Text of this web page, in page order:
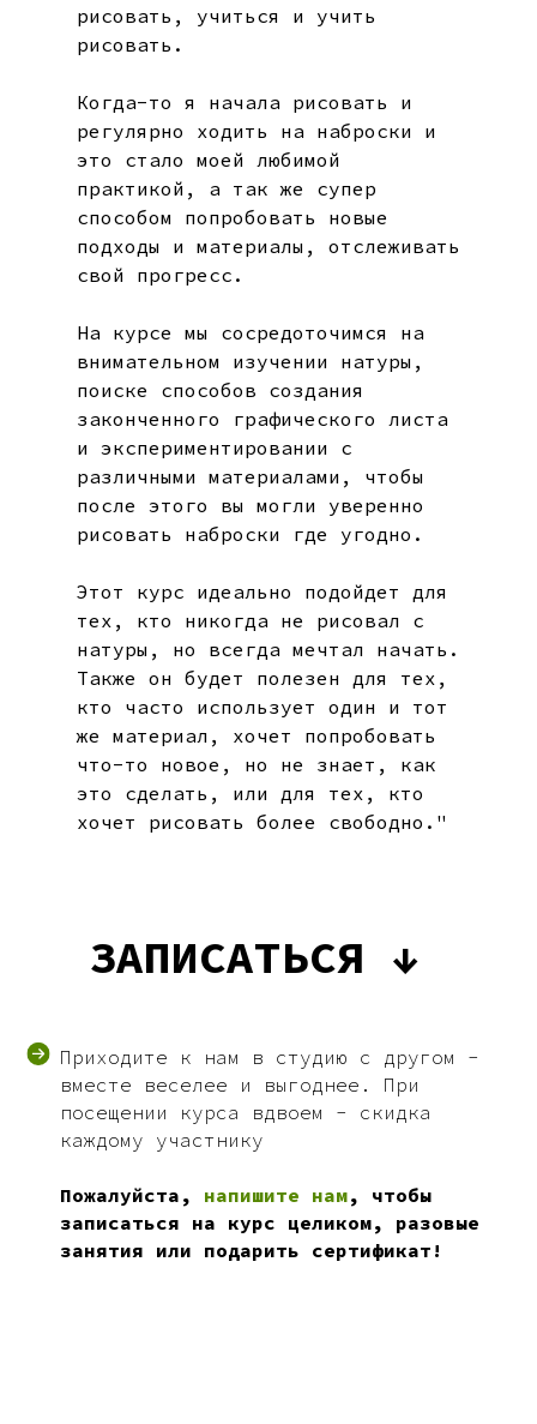
рисовать, учиться и учить
рисовать.
Когда-то я начала рисовать и
регулярно ходить на наброски и
это стало моей любимой
практикой, а так же супер
способом попробовать новые
подходы и материалы, отслеживать
свой прогресс.
На курсе мы сосредоточимся на
внимательном изучении натуры,
поиске способов создания
законченного графического листа
и экспериментировании с
различными материалами, чтобы
после этого вы могли уверенно
рисовать наброски где угодно.
Этот курс идеально подойдет для
тех, кто никогда не рисовал с
натуры, но всегда мечтал начать.
Также он будет полезен для тех,
кто часто использует один и тот
же материал, хочет попробовать
что-то новое, но не знает, как
это сделать, или для тех, кто
хочет рисовать более свободно."
ЗАПИСАТЬСЯ ↓
Приходите к нам в студию с другом -
вместе веселее и выгоднее. При
посещении курса вдвоем - скидка
каждому участнику
Пожалуйста, напишите нам, чтобы
записаться на курс целиком, разовые
занятия или подарить сертификат!